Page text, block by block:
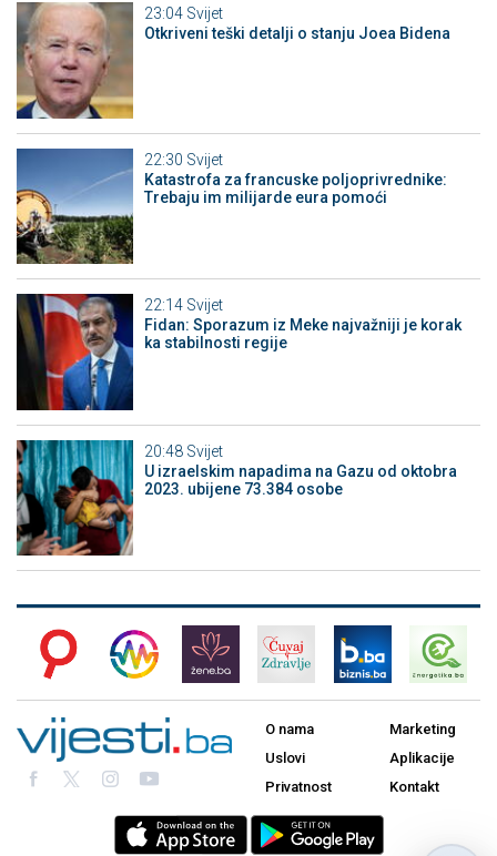
23:04 Svijet
Otkriveni teški detalji o stanju Joea Bidena
22:30 Svijet
Katastrofa za francuske poljoprivrednike:
Trebaju im milijarde eura pomoći
22:14 Svijet
Fidan: Sporazum iz Meke najvažniji je korak
ka stabilnosti regije
20:48 Svijet
U izraelskim napadima na Gazu od oktobra
2023. ubijene 73.384 osobe
O nama
Uslovi
Privatnost
Marketing
Aplikacije
Kontakt